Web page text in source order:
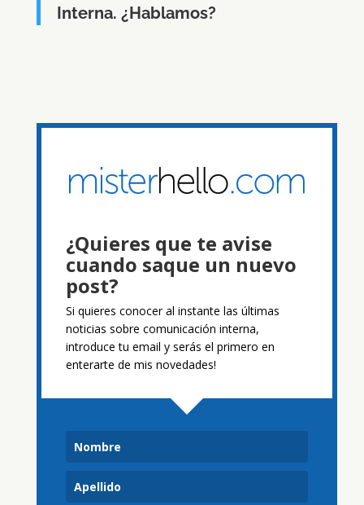
Interna. ¿Hablamos?
¿Quieres que te avise
cuando saque un nuevo
post?
Si quieres conocer al instante las últimas
noticias sobre comunicación interna,
introduce tu email y serás el primero en
enterarte de mis novedades!